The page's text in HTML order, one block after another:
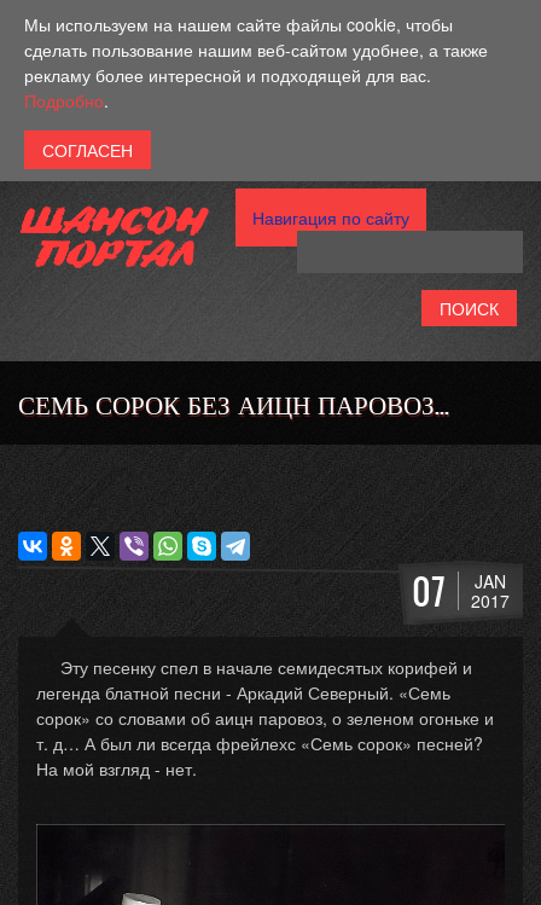
Мы используем на нашем сайте файлы cookie, чтобы
сделать пользование нашим веб-сайтом удобнее, а также
рекламу более интересной и подходящей для вас.
Подробно.
Навигация по сайту
СЕМЬ СОРОК БЕЗ АИЦН ПАРОВОЗ...
07
JAN
2017
Эту песенку спел в начале семидесятых корифей и
легенда блатной песни - Аркадий Северный. «Семь
сорок» со словами об аицн паровоз, о зеленом огоньке и
т. д… А был ли всегда фрейлехс «Семь сорок» песней?
На мой взгляд - нет.